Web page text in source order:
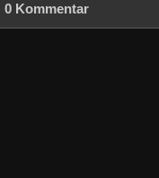
0 Kommentar